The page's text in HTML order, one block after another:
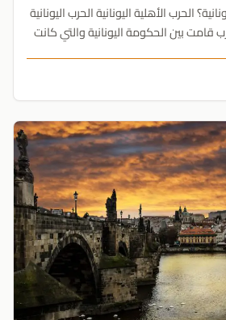
ما هي الحرب الأهلية اليونانية؟ الحرب الأهلية اليونانية الحرب اليونانية
قامت بين الحكومة اليونانية والتي كانت
كانت تدعمه دو...